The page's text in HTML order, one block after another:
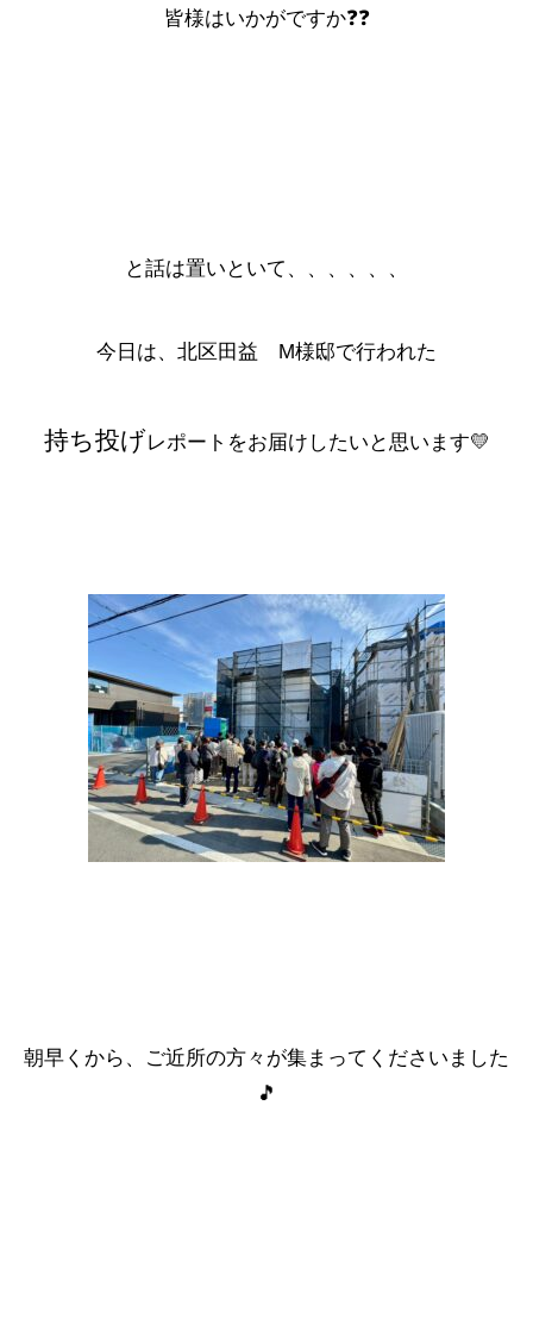
皆様はいかがですか❓❓
と話は置いといて、、、、、、
今日は、 北区田益 M様邸で行われた
持ち投げレポートをお届けしたいと思います💛
朝早くから、ご近所の方々が集まってくださいました
🎵